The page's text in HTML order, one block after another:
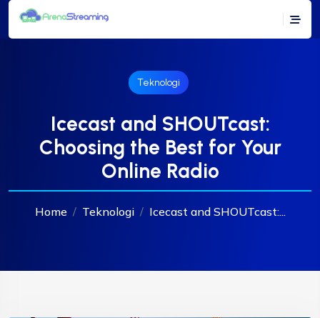
Teknologi
Icecast and SHOUTcast:
Choosing the Best for Your
Online Radio
Home Teknologi Icecast and SHOUTcast:...